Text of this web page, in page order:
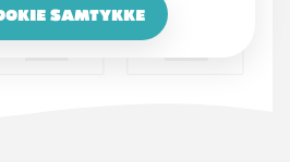
SAMTYKKE